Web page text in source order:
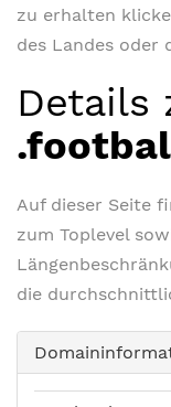
zu erhalten
des Landes oder
Details
Auf dieser Seite
zum Toplevel
die